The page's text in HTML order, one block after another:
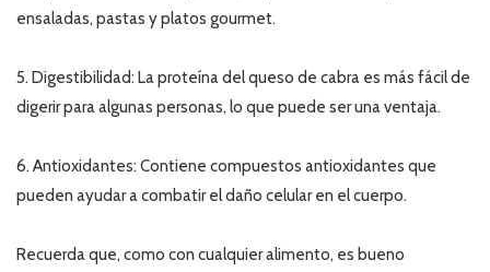
ensaladas, pastas y platos gourmet.
5. Digestibilidad: La proteína del queso de cabra es más fácil de
digerir para algunas personas, lo que puede ser una ventaja.
6. Antioxidantes: Contiene compuestos antioxidantes que
pueden ayudar a combatir el daño celular en el cuerpo.
Recuerda que, como con cualquier alimento, es bueno